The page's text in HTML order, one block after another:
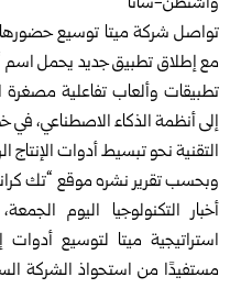
تواصل شركة ميتا توسيع حضورها
تطبيقات وألعاب تفاعلية مصغرة
إلى أنظمة الذكاء الاصطناعي،
التقنية نحو تبسيط أدوات الإنتاج
أخبار التكنولوجيا اليوم
استراتيجية ميتا لتوسيع أدوات
مستفيدًا من استحواذ الشركة